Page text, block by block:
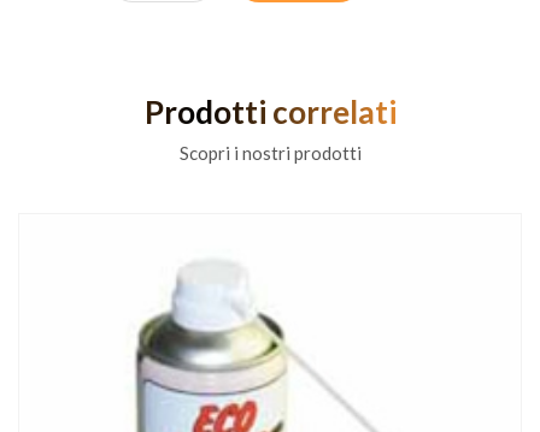
Prodotti correlati
Scopri i nostri prodotti